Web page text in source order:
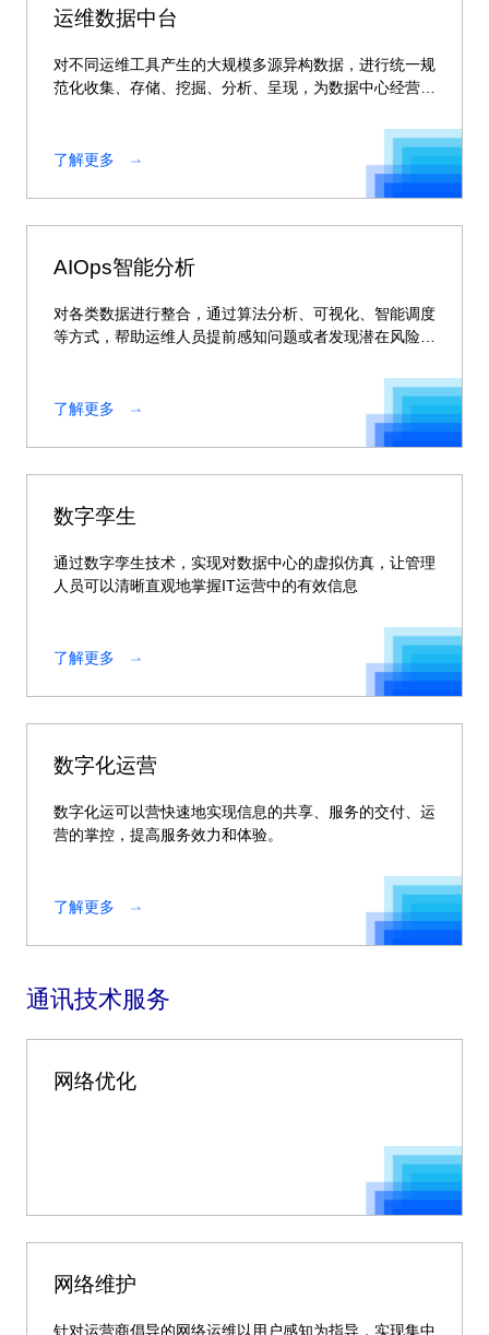
运维数据中台
对不同运维工具产生的大规模多源异构数据，进行统一规
范化收集、存储、挖掘、分析、呈现，为数据中心经营决
了解更多
AIOps智能分析
对各类数据进行整合，通过算法分析、可视化、智能调度
等方式，帮助运维人员提前感知问题或者发现潜在风险，
了解更多
数字孪生
通过数字孪生技术，实现对数据中心的虚拟仿真，让管理
人员可以清晰直观地掌握IT运营中的有效信息
了解更多
数字化运营
数字化运可以营快速地实现信息的共享、服务的交付、运
营的掌控，提高服务效力和体验。
了解更多
通讯技术服务
网络优化
网络维护
针对运营商倡导的网络运维以用户感知为指导，实现集中